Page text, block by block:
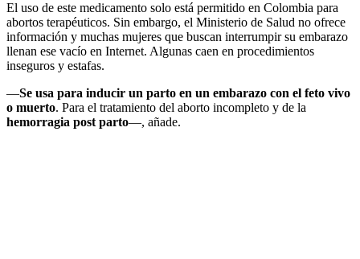
El uso de este medicamento solo está permitido en Colombia para
abortos terapéuticos. Sin embargo, el Ministerio de Salud no ofrece
información y muchas mujeres que buscan interrumpir su embarazo
llenan ese vacío en Internet. Algunas caen en procedimientos
inseguros y estafas.
—Se usa para inducir un parto en un embarazo con el feto vivo
o muerto. Para el tratamiento del aborto incompleto y de la
hemorragia post parto—, añade.